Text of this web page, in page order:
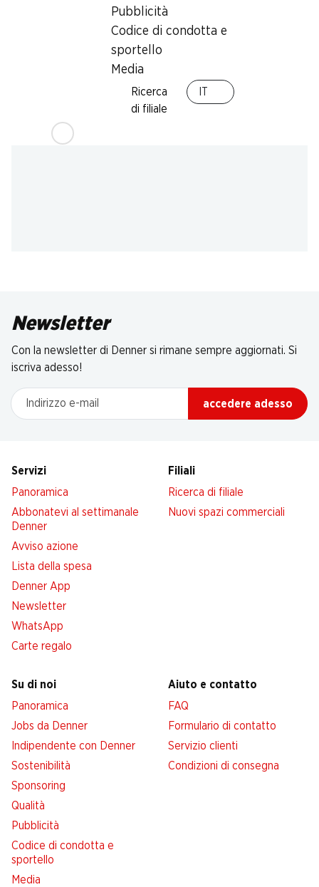
Pubblicità
Codice di condotta e
sportello
Media
Ricerca
di filiale
Newsletter
Con la newsletter di Denner si rimane sempre aggiornati. Si
iscriva adesso!
Indirizzo e-mail
accedere adesso
Servizi
Panoramica
Abbonatevi al settimanale
Denner
Avviso azione
Lista della spesa
Denner App
Newsletter
WhatsApp
Carte regalo
Filiali
Ricerca di filiale
Nuovi spazi commerciali
Su di noi
Panoramica
Jobs da Denner
Indipendente con Denner
Sostenibilità
Sponsoring
Qualità
Pubblicità
Codice di condotta e
sportello
Media
Aiuto e contatto
FAQ
Formulario di contatto
Servizio clienti
Condizioni di consegna